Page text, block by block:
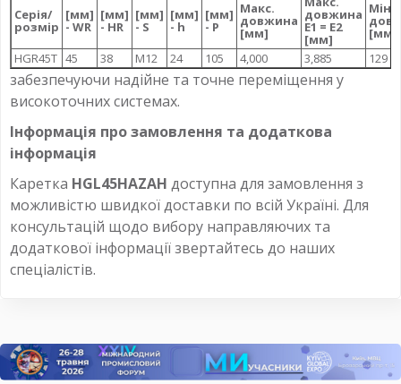
Серія/
розмір
[мм]
- WR
[мм]
- HR
[мм]
- S
[мм]
- h
[мм]
- P
Макс.
довжина
[мм]
довжина
E1 = E2
[мм]
Мін.
[мм]
HGR45T 45 38 M12 24 105 4,000 3,885 129
забезпечуючи надійне та точне переміщення у
високоточних системах.
Інформація про замовлення та додаткова
інформація
Каретка HGL45HAZAH доступна для замовлення з
можливістю швидкої доставки по всій Україні. Для
консультацій щодо вибору направляючих та
додаткової інформації звертайтесь до наших
спеціалістів.